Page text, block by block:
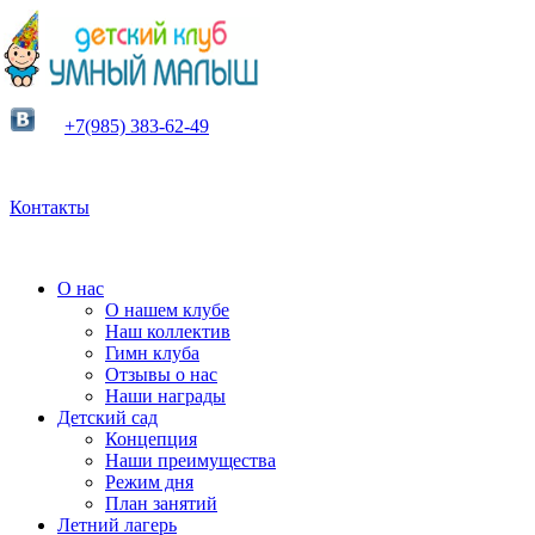
+7(985) 383-62-49
Контакты
О нас
О нашем клубе
Наш коллектив
Гимн клуба
Отзывы о нас
Наши награды
Детский сад
Концепция
Наши преимущества
Режим дня
План занятий
Летний лагерь